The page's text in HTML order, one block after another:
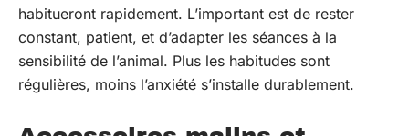
habitueront rapidement. L’important est de rester
constant, patient, et d’adapter les séances à la
sensibilité de l’animal. Plus les habitudes sont
régulières, moins l’anxiété s’installe durablement.